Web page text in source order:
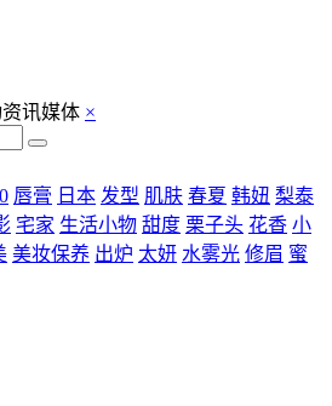
×
唇膏 日本 发型 肌肤 春夏 韩妞 梨泰
宅家 生活小物 甜度 栗子头 花香 小
美妆保养 出炉 太妍 水雾光 修眉 蜜